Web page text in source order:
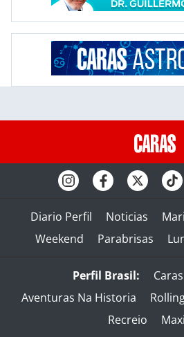
Diario Perfil Noticias
Weekend
Parabrisas
Perfil Brasil: Caras
Aventuras Na Historia
Recreio